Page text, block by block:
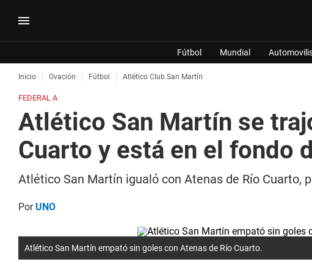
Fútbol Mundial
Inicio Ovación Fútbol Atlético Club San Martín
FEDERAL A
Atlético San Martín se
Cuarto y está en el fondo
Atlético San Martín igualó con Atenas de Río Cuarto,
PorUNO
Atlético San Martín empató sin goles con Atenas de Río Cuarto.